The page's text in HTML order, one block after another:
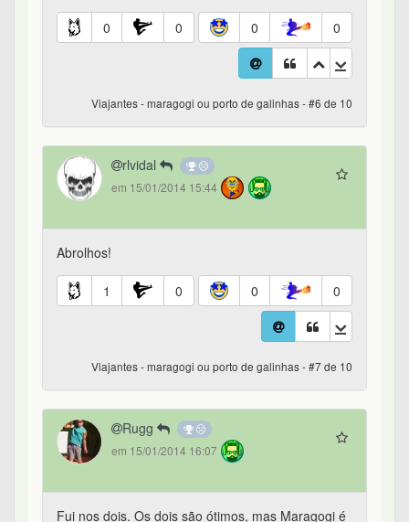
0 0 0 0
Viajantes - maragogi ou porto de galinhas - #6 de 10
rlvidal
em 15/01/2014 15:44
Abrolhos!
1 0 0 0
Viajantes - maragogi ou porto de galinhas - #7 de 10
Rugg
em 15/01/2014 16:07
Fui nos dois. Os dois são ótimos, mas Maragogi é